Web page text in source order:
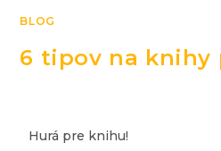
BLOG
6 tipov na knihy
Hurá pre knihu!